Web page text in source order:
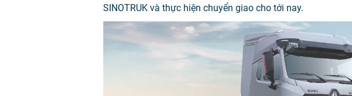
SINOTRUK và thực hiện chuyển giao cho tới nay.